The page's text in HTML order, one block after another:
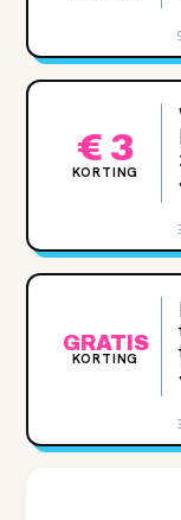
€ 3
KORTING
GRATIS
KORTING